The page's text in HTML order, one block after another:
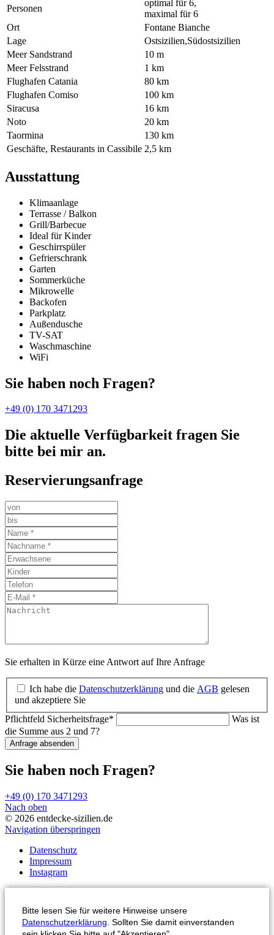
Personen
optimal für 6,
maximal für 6
Ort
Fontane Bianche
Lage
Ostsizilien,Südostsizilien
Meer Sandstrand
10 m
Meer Felsstrand
1 km
Flughafen Catania
80 km
Flughafen Comiso
100 km
Siracusa
16 km
Noto
20 km
Taormina
130 km
Geschäfte, Restaurants in Cassibile 2,5 km
Ausstattung
Klimaanlage
Terrasse / Balkon
Grill/Barbecue
Ideal für Kinder
Geschirrspüler
Gefrierschrank
Garten
Sommerküche
Mikrowelle
Backofen
Parkplatz
Außendusche
TV-SAT
Waschmaschine
WiFi
Sie haben noch Fragen?
+49 (0) 170 3471293
Die aktuelle Verfügbarkeit fragen Sie
bitte bei mir an.
Reservierungsanfrage
Sie erhalten in Kürze eine Antwort auf Ihre Anfrage
Ich habe die Datenschutzerklärung und die AGB gelesen
und akzeptiere Sie
Pflichtfeld Sicherheitsfrage*
Was ist
die Summe aus 2 und 7?
Anfrage absenden
Sie haben noch Fragen?
+49 (0) 170 3471293
Nach oben
© 2026 entdecke-sizilien.de
Navigation überspringen
Datenschutz
Impressum
Instagram
Bitte lesen Sie für weitere Hinweise unsere
Datenschutzerklärung . Sollten Sie damit einverstanden